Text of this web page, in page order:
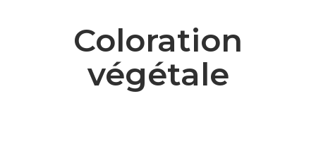
Coloration
végétale